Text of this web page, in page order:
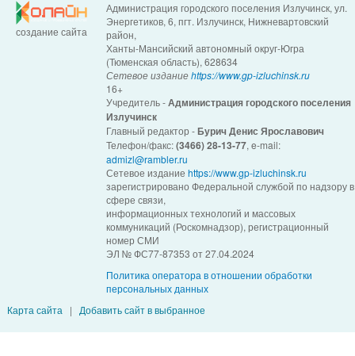
создание сайта
Администрация городского поселения Излучинск, ул.
Энергетиков, 6, пгт. Излучинск, Нижневартовский
район,
Ханты-Мансийский автономный округ-Югра
(Тюменская область), 628634
Сетевое изданиеhttps://www.gp-izluchinsk.ru
16+
Учредитель -Администрация городского поселения
Излучинск
Главный редактор -Бурич Денис Ярославович
Телефон/факс:(3466) 28-13-77, e-mail:
admizl@rambler.ru
Сетевое изданиеhttps://www.gp-izluchinsk.ru
зарегистрировано Федеральной службой по надзору в
сфере связи,
информационных технологий и массовых
коммуникаций (Роскомнадзор), регистрационный
номер СМИ
ЭЛ № ФС77-87353 от 27.04.2024
Политика оператора в отношении обработки
персональных данных
Карта сайта | Добавить сайт в выбранное